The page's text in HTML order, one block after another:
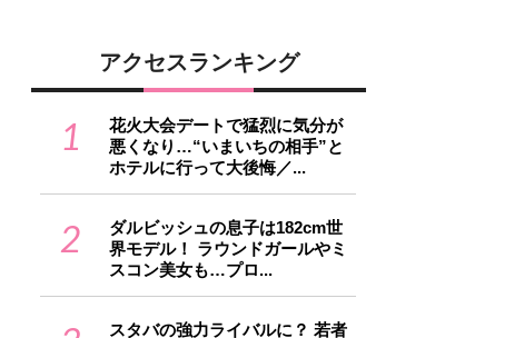
アクセスランキング
1
花火大会デートで猛烈に気分が
悪くなり…“いまいちの相手”と
ホテルに行って大後悔／...
2
ダルビッシュの息子は182cm世
界モデル！ ラウンドガールやミ
スコン美女も…プロ...
スタバの強力ライバルに？ 若者